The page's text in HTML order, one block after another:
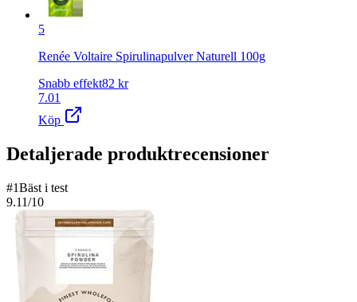
5
Renée Voltaire Spirulinapulver Naturell 100g
Snabb effekt82 kr
7.01
Köp
Detaljerade produktrecensioner
#1Bäst i test
9.11/10